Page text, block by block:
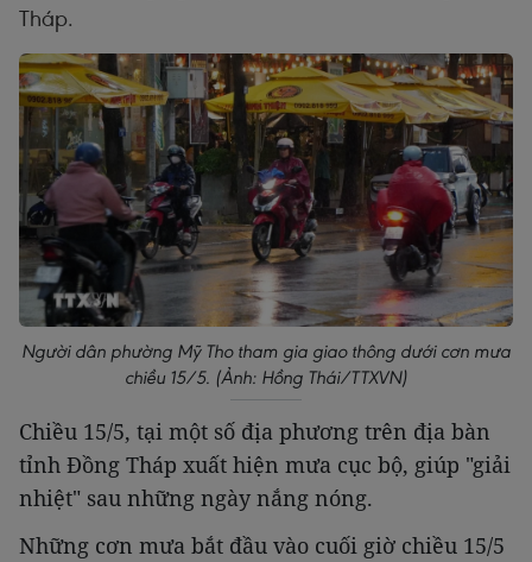
Tháp.
Người dân phường Mỹ Tho tham gia giao thông dưới cơn mưa
chiều 15/5. (Ảnh: Hồng Thái/TTXVN)
Chiều 15/5, tại một số địa phương trên địa bàn
tỉnh Đồng Tháp xuất hiện mưa cục bộ, giúp "giải
nhiệt" sau những ngày nắng nóng.
Những cơn mưa bắt đầu vào cuối giờ chiều 15/5